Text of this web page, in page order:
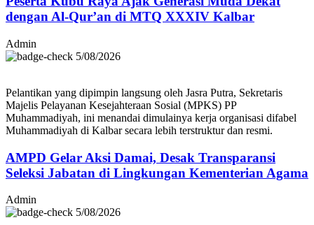
dengan Al-Qur’an di MTQ XXXIV Kalbar
Admin
5/08/2026
Pelantikan yang dipimpin langsung oleh Jasra Putra, Sekretaris
Majelis Pelayanan Kesejahteraan Sosial (MPKS) PP
Muhammadiyah, ini menandai dimulainya kerja organisasi difabel
Muhammadiyah di Kalbar secara lebih terstruktur dan resmi.
AMPD Gelar Aksi Damai, Desak Transparansi
Seleksi Jabatan di Lingkungan Kementerian Agama
Admin
5/08/2026